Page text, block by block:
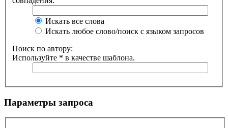
Искать все слова
Искать любое слово/поиск с языком запросов
Поиск по автору:
Используйте * в качестве шаблона.
Параметры запроса